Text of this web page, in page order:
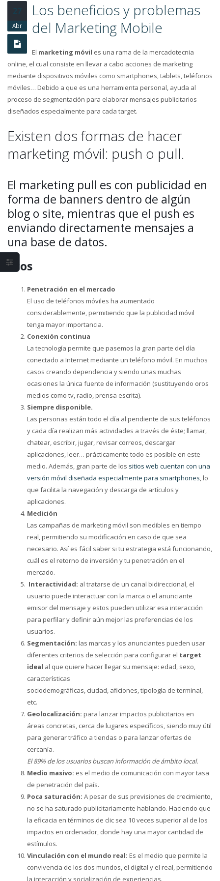
Abr
Los beneficios y problemas
del Marketing Mobile
El marketing móvil es una rama de la mercadotecnia
online, el cual consiste en llevar a cabo acciones de marketing
mediante dispositivos móviles como smartphones, tablets, teléfonos
móviles… Debido a que es una herramienta personal, ayuda al
proceso de segmentación para elaborar mensajes publicitarios
diseñados especialmente para cada target.
Existen dos formas de hacer
marketing móvil: push o pull.
El marketing pull es con publicidad en
forma de banners dentro de algún
blog o site, mientras que el push es
enviando directamente mensajes a
una base de datos.
Pros
Penetración en el mercado
El uso de teléfonos móviles ha aumentado
considerablemente, permitiendo que la publicidad móvil
tenga mayor importancia.
Conexión continua
La tecnología permite que pasemos la gran parte del día
conectado a Internet mediante un teléfono móvil. En muchos
casos creando dependencia y siendo unas muchas
ocasiones la única fuente de información (sustituyendo oros
medios como tv, radio, prensa escrita).
Siempre disponible.
Las personas están todo el día al pendiente de sus teléfonos
y cada día realizan más actividades a través de éste; llamar,
chatear, escribir, jugar, revisar correos, descargar
aplicaciones, leer… prácticamente todo es posible en este
medio. Además, gran parte de los sitios web cuentan con una
versión móvil diseñada especialmente para smartphones, lo
que facilita la navegación y descarga de artículos y
aplicaciones.
Medición
Las campañas de marketing móvil son medibles en tiempo
real, permitiendo su modificación en caso de que sea
necesario. Así es fácil saber si tu estrategia está funcionando,
cuál es el retorno de inversión y tu penetración en el
mercado.
Interactividad: al tratarse de un canal bidireccional, el
usuario puede interactuar con la marca o el anunciante
emisor del mensaje y estos pueden utilizar esa interacción
para perfilar y definir aún mejor las preferencias de los
usuarios.
Segmentación: las marcas y los anunciantes pueden usar
diferentes criterios de selección para configurar el target
ideal al que quiere hacer llegar su mensaje: edad, sexo,
características
sociodemográficas, ciudad, aficiones, tipología de terminal,
etc.
Geolocalización: para lanzar impactos publicitarios en
áreas concretas, cerca de lugares específicos, siendo muy útil
para generar tráfico a tiendas o para lanzar ofertas de
cercanía.
El 89% de los usuarios buscan información de ámbito local.
Medio masivo: es el medio de comunicación con mayor tasa
de penetración del país.
Poca saturación: A pesar de sus previsiones de crecimiento,
no se ha saturado publicitariamente hablando. Haciendo que
la eficacia en términos de clic sea 10 veces superior al de los
impactos en ordenador, donde hay una mayor cantidad de
estímulos.
Vinculación con el mundo real: Es el medio que permite la
convivencia de los dos mundos, el digital y el real, permitiendo
Estrategia en Social
Media y fases fundamentales
problemas del
Marketing Mobile